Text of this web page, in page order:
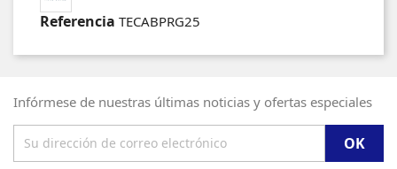
Referencia TECABPRG25
Infórmese de nuestras últimas noticias y ofertas especiales